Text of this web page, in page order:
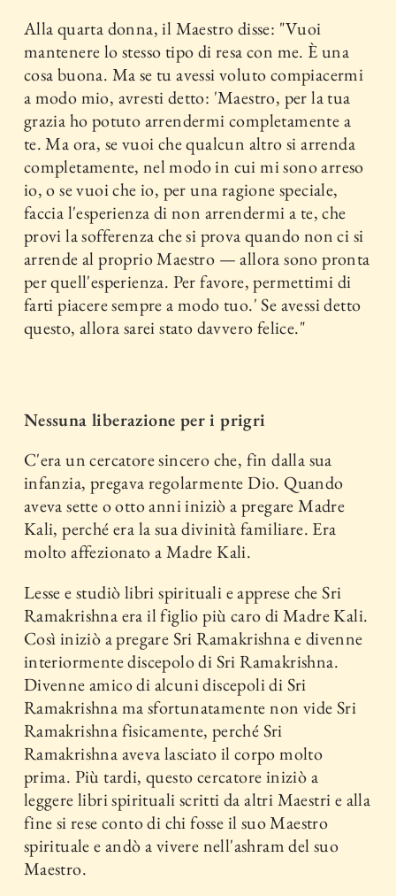
Alla quarta donna, il Maestro disse: "Vuoi
mantenere lo stesso tipo di resa con me. È una
cosa buona. Ma se tu avessi voluto compiacermi
a modo mio, avresti detto: 'Maestro, per la tua
grazia ho potuto arrendermi completamente a
te. Ma ora, se vuoi che qualcun altro si arrenda
completamente, nel modo in cui mi sono arreso
io, o se vuoi che io, per una ragione speciale,
faccia l'esperienza di non arrendermi a te, che
provi la sofferenza che si prova quando non ci si
arrende al proprio Maestro — allora sono pronta
per quell'esperienza. Per favore, permettimi di
farti piacere sempre a modo tuo.' Se avessi detto
questo, allora sarei stato davvero felice."
Nessuna liberazione per i prigri
C'era un cercatore sincero che, fin dalla sua
infanzia, pregava regolarmente Dio. Quando
aveva sette o otto anni iniziò a pregare Madre
Kali, perché era la sua divinità familiare. Era
molto affezionato a Madre Kali.
Lesse e studiò libri spirituali e apprese che Sri
Ramakrishna era il figlio più caro di Madre Kali.
Così iniziò a pregare Sri Ramakrishna e divenne
interiormente discepolo di Sri Ramakrishna.
Divenne amico di alcuni discepoli di Sri
Ramakrishna ma sfortunatamente non vide Sri
Ramakrishna fisicamente, perché Sri
Ramakrishna aveva lasciato il corpo molto
prima. Più tardi, questo cercatore iniziò a
leggere libri spirituali scritti da altri Maestri e alla
fine si rese conto di chi fosse il suo Maestro
spirituale e andò a vivere nell'ashram del suo
Maestro.